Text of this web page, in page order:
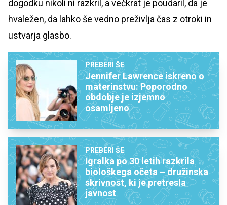
dogodku nikoli ni razkril, a večkrat je poudaril, da je
hvaležen, da lahko še vedno preživlja čas z otroki in
ustvarja glasbo.
PREBERI ŠE
Jennifer Lawrence iskreno o
materinstvu: Poporodno
obdobje je izjemno
osamljeno
PREBERI ŠE
Igralka po 30 letih razkrila
biološkega očeta – družinska
skrivnost, ki je pretresla
javnost